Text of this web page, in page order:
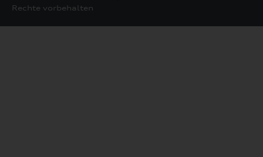
Rechte vorbehalten